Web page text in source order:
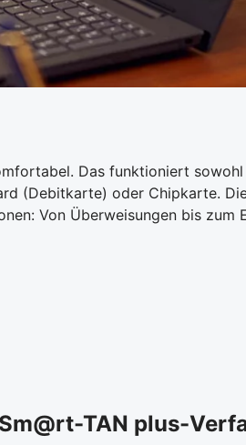
Das funktioniert
(Debitkarte) oder Chipkarte.
Von Überweisungen bis
TAN plus-